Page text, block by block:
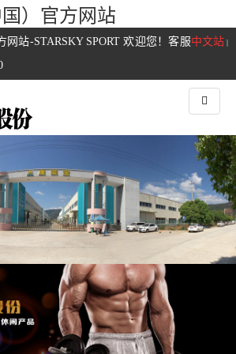
）官方网站
中文站 |
网站-STARSKY SPORT 欢迎您！客服